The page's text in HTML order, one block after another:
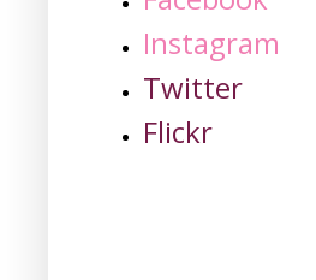
Instagram
Twitter
Flickr